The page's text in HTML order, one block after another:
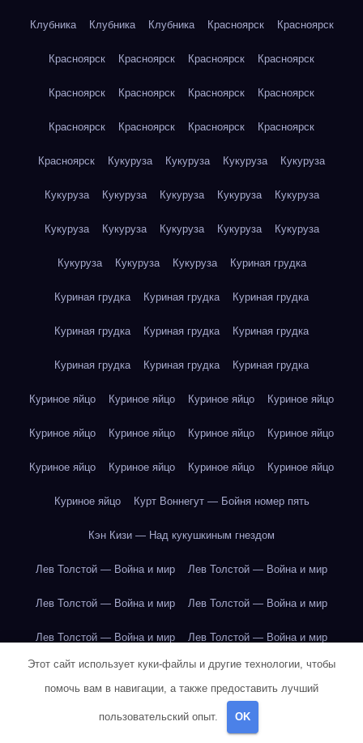
Клубника Клубника Клубника Красноярск Красноярск
Красноярск Красноярск Красноярск Красноярск
Красноярск Красноярск Красноярск Красноярск
Красноярск Красноярск Красноярск Красноярск
Красноярск Кукуруза Кукуруза Кукуруза Кукуруза
Кукуруза Кукуруза Кукуруза Кукуруза Кукуруза
Кукуруза Кукуруза Кукуруза Кукуруза Кукуруза
Кукуруза Кукуруза Кукуруза Куриная грудка
Куриная грудка Куриная грудка Куриная грудка
Куриная грудка Куриная грудка Куриная грудка
Куриная грудка Куриная грудка Куриная грудка
Куриное яйцо Куриное яйцо Куриное яйцо Куриное яйцо
Куриное яйцо Куриное яйцо Куриное яйцо Куриное яйцо
Куриное яйцо Куриное яйцо Куриное яйцо Куриное яйцо
Куриное яйцо Курт Воннегут — Бойня номер пять
Кэн Кизи — Над кукушкиным гнездом
Лев Толстой — Война и мир Лев Толстой — Война и мир
Лев Толстой — Война и мир Лев Толстой — Война и мир
Лев Толстой — Война и мир Лев Толстой — Война и мир
Лев Толстой — Война и мир Лев Толстой — Война и мир
Лев Толстой — Война и мир
Этот сайт использует куки-файлы и другие технологии, чтобы
помочь вам в навигации, а также предоставить лучший
пользовательский опыт. OK